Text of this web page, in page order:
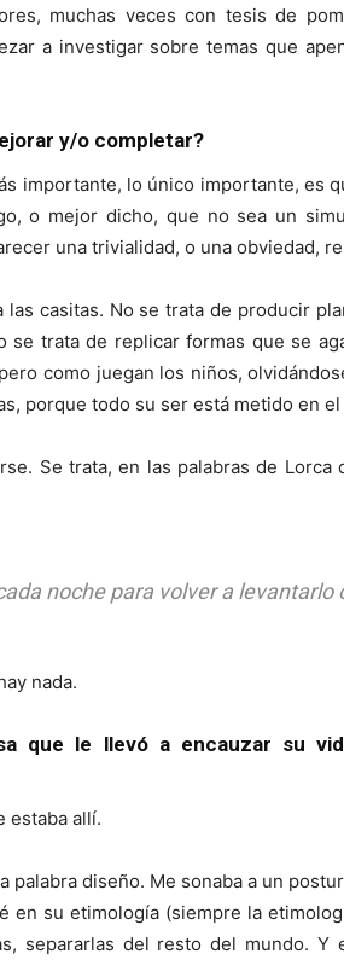
muchas veces con tesis de
a investigar sobre temas que
y/o completar?
importante, lo único importante, es
o mejor dicho, que no sea un
una trivialidad, o una obviedad,
casitas. No se trata de producir
se trata de replicar formas que se
como juegan los niños,
porque todo su ser está metido en
Se trata, en las palabras de Lorca
noche para volver a levantarlo
nada.
que le llevó a encauzar su
estaba allí.
palabra diseño. Me sonaba a un
en su etimología (siempre la
separarlas del resto del mundo. Y